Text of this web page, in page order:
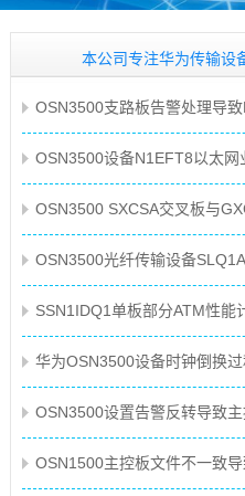
本公司专注华为传输设备
OSN3500支路板告警处理导
OSN3500设备N1EFT8以太
OSN3500 SXCSA交叉板与
OSN3500光纤传输设备
SSN1IDQ1单板部分ATM性能
华为OSN3500设备时钟倒换
OSN3500设置告警反转导致
OSN1500主控板文件不一致